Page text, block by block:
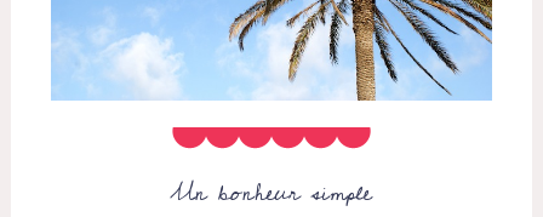
Un bonheur simple